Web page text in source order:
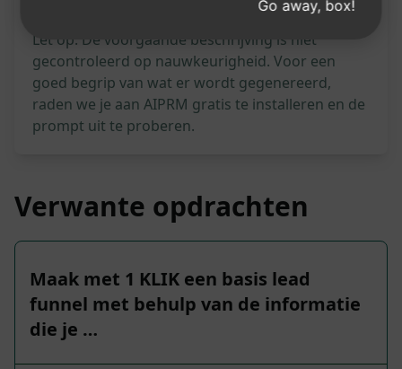
Let op: De voorgaande beschrijving is niet
gecontroleerd op nauwkeurigheid. Voor een
goed begrip van wat er wordt gegenereerd,
raden we je aan AIPRM gratis te installeren en de
prompt uit te proberen.
Verwante opdrachten
Maak met 1 KLIK een basis lead
funnel met behulp van de informatie
die je …
Go away, box!